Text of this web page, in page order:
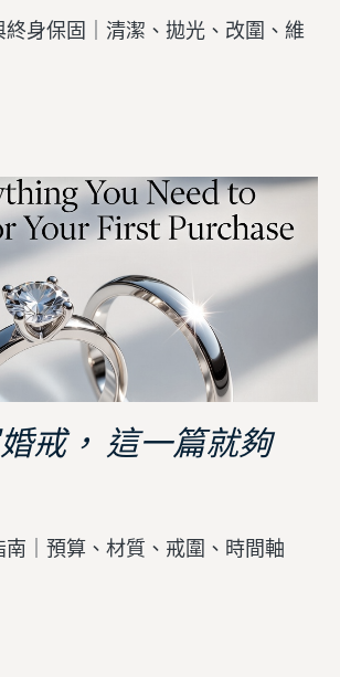
身保固｜清潔、拋光、改圍、維
戒， 這一篇就夠
｜預算、材質、戒圍、時間軸